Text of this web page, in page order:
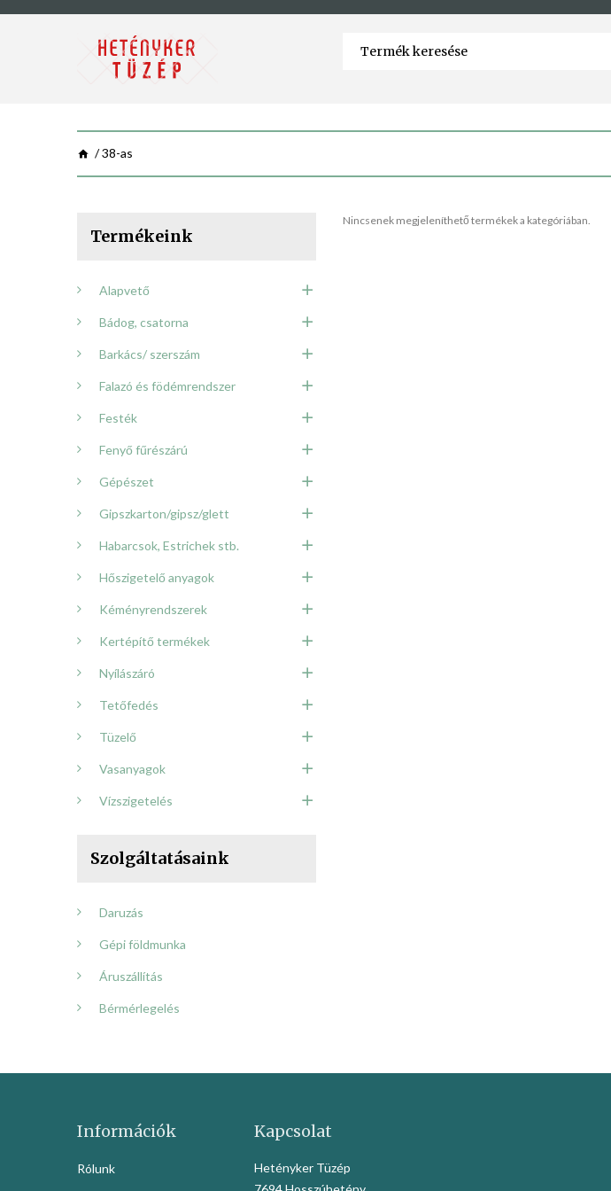
38-as
Termékeink
Alapvető
Bádog, csatorna
Barkács/ szerszám
Falazó és födémrendszer
Festék
Fenyő fűrészárú
Gépészet
Gipszkarton/gipsz/glett
Habarcsok, Estrichek stb.
Hőszigetelő anyagok
Kéményrendszerek
Kertépítő termékek
Nyílászáró
Tetőfedés
Tüzelő
Vasanyagok
Vízszigetelés
Szolgáltatásaink
Daruzás
Gépi földmunka
Áruszállítás
Bérmérlegelés
Nincsenek megjeleníthető termékek a kategóriában.
Információk
Rólunk
Kapcsolat
Hetényker Tüzép